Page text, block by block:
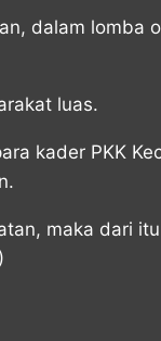
dalam
luas.
kader PKK
maka dari